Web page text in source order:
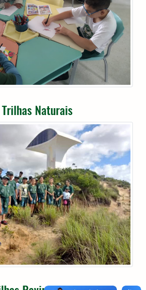
Trilhas Naturais